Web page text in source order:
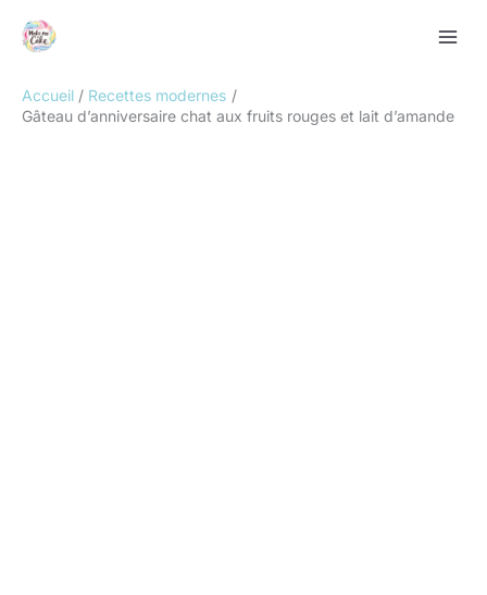
Accueil
Recettes modernes
Gâteau d’anniversaire chat aux fruits rouges et lait d’amande